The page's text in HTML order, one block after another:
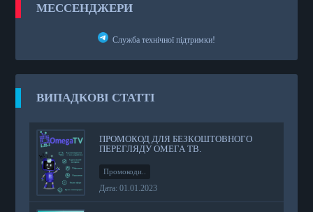
МЕССЕНДЖЕРИ
Служба технічної підтримки!
ВИПАДКОВІ СТАТТІ
ПРОМОКОД ДЛЯ БЕЗКОШТОВНОГО
ПЕРЕГЛЯДУ ОМЕГА ТВ.
Промокоди..
Дата: 01.01.2023